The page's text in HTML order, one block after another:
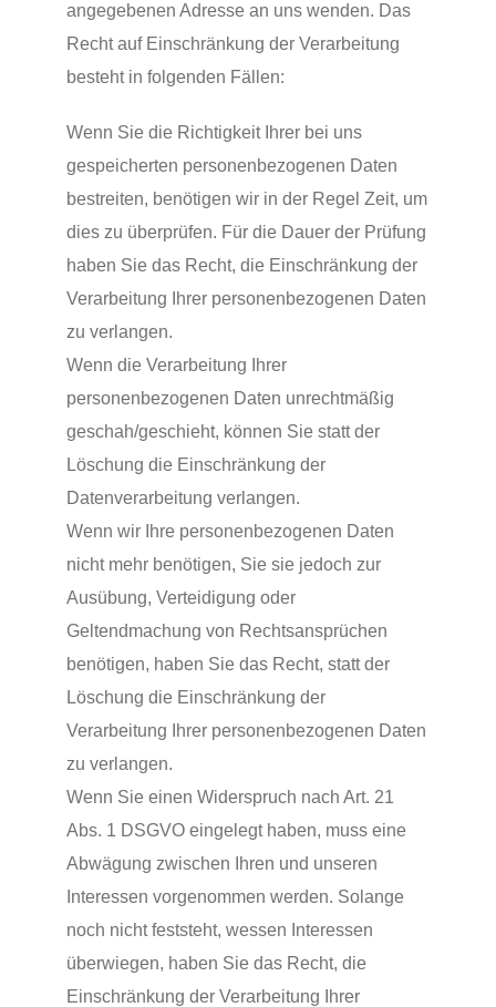
angegebenen Adresse an uns wenden. Das
Recht auf Einschränkung der Verarbeitung
besteht in folgenden Fällen:
Wenn Sie die Richtigkeit Ihrer bei uns
gespeicherten personenbezogenen Daten
bestreiten, benötigen wir in der Regel Zeit, um
dies zu überprüfen. Für die Dauer der Prüfung
haben Sie das Recht, die Einschränkung der
Verarbeitung Ihrer personenbezogenen Daten
zu verlangen.
Wenn die Verarbeitung Ihrer
personenbezogenen Daten unrechtmäßig
geschah/geschieht, können Sie statt der
Löschung die Einschränkung der
Datenverarbeitung verlangen.
Wenn wir Ihre personenbezogenen Daten
nicht mehr benötigen, Sie sie jedoch zur
Ausübung, Verteidigung oder
Geltendmachung von Rechtsansprüchen
benötigen, haben Sie das Recht, statt der
Löschung die Einschränkung der
Verarbeitung Ihrer personenbezogenen Daten
zu verlangen.
Wenn Sie einen Widerspruch nach Art. 21
Abs. 1 DSGVO eingelegt haben, muss eine
Abwägung zwischen Ihren und unseren
Interessen vorgenommen werden. Solange
noch nicht feststeht, wessen Interessen
überwiegen, haben Sie das Recht, die
Einschränkung der Verarbeitung Ihrer